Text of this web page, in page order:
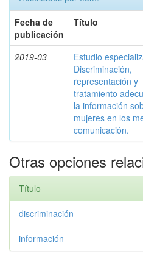
Fecha de
publicación
Título
2019-03
Estudio
Discriminación,
representación y
tratamiento
la información
mujeres en los
comunicación.
Otras opciones
Título
discriminación
información